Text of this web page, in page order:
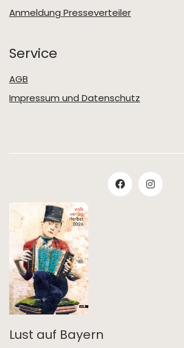
Anmeldung Presseverteiler
Service
AGB
Impressum und Datenschutz
Lust auf Bayern